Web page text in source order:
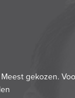
gekozen.